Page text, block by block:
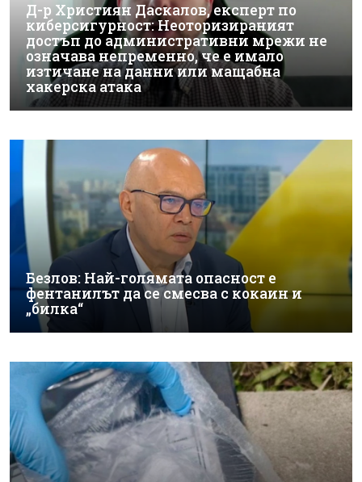
Д-р Християн Даскалов, експерт по
киберсигурност: Неоторизираният
достъп до административни мрежи не
означава непременно, че е имало
изтичане на данни или мащабна
хакерска атака
Безлов: Най-голямата опасност е
фентанилът да се смесва с кокаин и
„билка“